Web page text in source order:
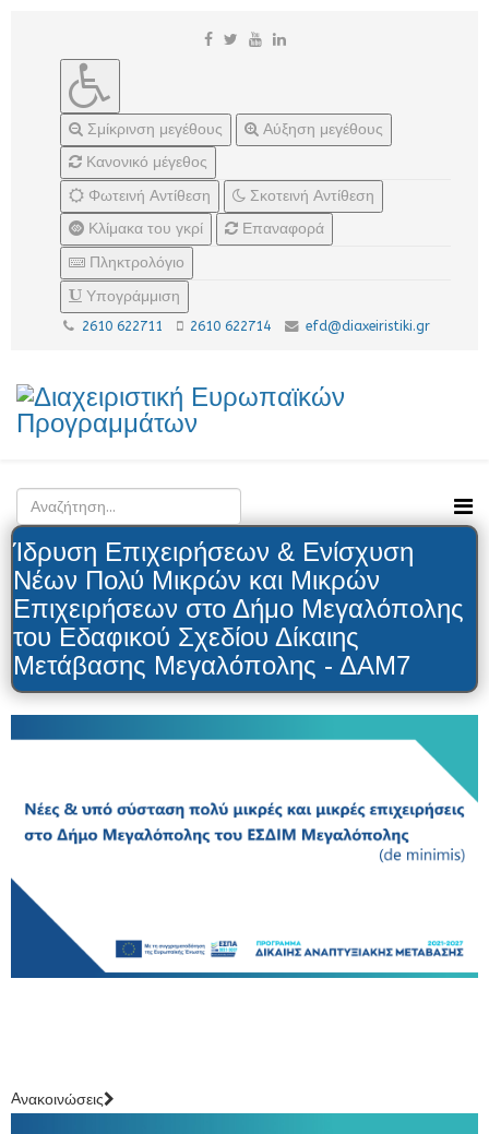
Σμίκρινση μεγέθους
Αύξηση μεγέθους
Κανονικό μέγεθος
Φωτεινή Αντίθεση
Σκοτεινή Αντίθεση
Κλίμακα του γκρί
Επαναφορά
Πληκτρολόγιο
Υπογράμμιση
2610 622711 2610 622714 efd@diaxeiristiki.gr
Ίδρυση Επιχειρήσεων & Ενίσχυση
Νέων Πολύ Μικρών και Μικρών
Επιχειρήσεων στο Δήμο Μεγαλόπολης
του Εδαφικού Σχεδίου Δίκαιης
Μετάβασης Μεγαλόπολης - ΔΑΜ7
Aνακοινώσεις